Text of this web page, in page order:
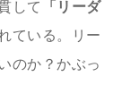
して
「リーダ
ている。リー
のか？かぶっ